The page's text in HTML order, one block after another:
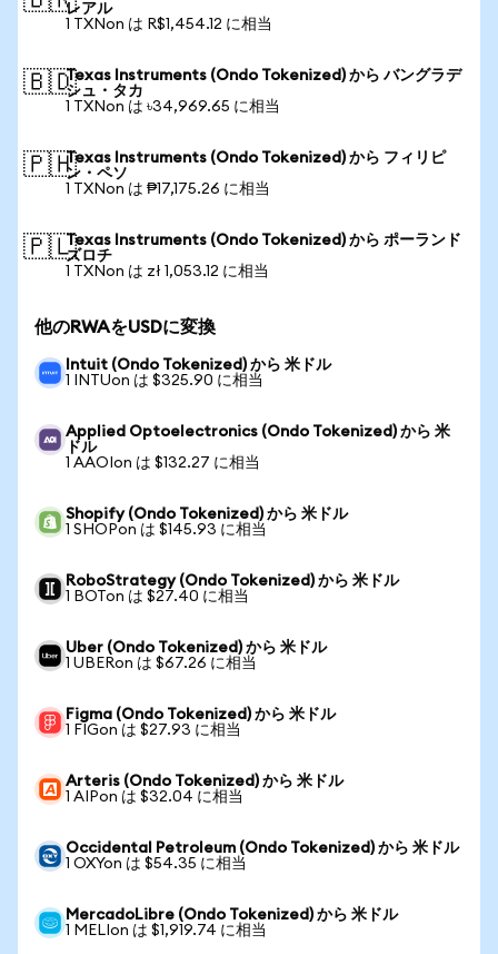
レアル
1 TXNon は R$1,454.12 に相当
🇧🇩Texas Instruments (Ondo Tokenized) から バングラデ
シュ・タカ
1 TXNon は ৳34,969.65 に相当
🇵🇭Texas Instruments (Ondo Tokenized) から フィリピ
ン・ペソ
1 TXNon は ₱17,175.26 に相当
🇵🇱Texas Instruments (Ondo Tokenized) から ポーランド
ズロチ
1 TXNon は zł 1,053.12 に相当
他のRWAをUSDに変換
Intuit (Ondo Tokenized) から 米ドル
1 INTUon は $325.90 に相当
Applied Optoelectronics (Ondo Tokenized) から 米
ドル
1 AAOIon は $132.27 に相当
Shopify (Ondo Tokenized) から 米ドル
1 SHOPon は $145.93 に相当
RoboStrategy (Ondo Tokenized) から 米ドル
1 BOTon は $27.40 に相当
Uber (Ondo Tokenized) から 米ドル
1 UBERon は $67.26 に相当
Figma (Ondo Tokenized) から 米ドル
1 FIGon は $27.93 に相当
Arteris (Ondo Tokenized) から 米ドル
1 AIPon は $32.04 に相当
Occidental Petroleum (Ondo Tokenized) から 米ドル
1 OXYon は $54.35 に相当
MercadoLibre (Ondo Tokenized) から 米ドル
1 MELIon は $1,919.74 に相当